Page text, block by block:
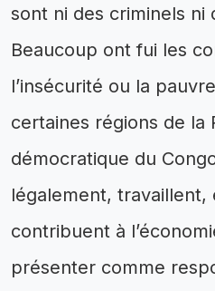
sont ni des criminels ni
Beaucoup ont fui les
l’insécurité ou la
certaines régions de la
démocratique du
légalement, travaillent,
contribuent à
présenter comme